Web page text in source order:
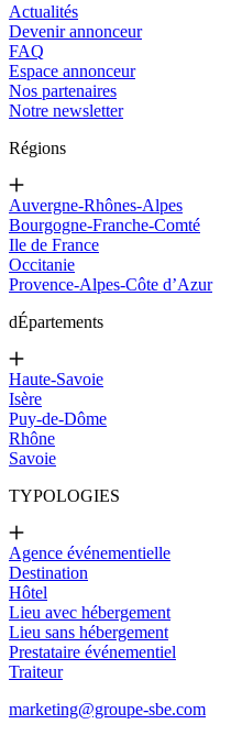
Actualités
Devenir annonceur
FAQ
Espace annonceur
Nos partenaires
Notre newsletter
Régions
Auvergne-Rhônes-Alpes
Bourgogne-Franche-Comté
Ile de France
Occitanie
Provence-Alpes-Côte d’Azur
dÉpartements
Haute-Savoie
Isère
Puy-de-Dôme
Rhône
Savoie
TYPOLOGIES
Agence événementielle
Destination
Hôtel
Lieu avec hébergement
Lieu sans hébergement
Prestataire événementiel
Traiteur
marketing@groupe-sbe.com